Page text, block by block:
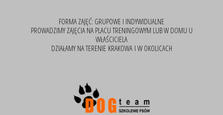
FORMA ZAJĘĆ: GRUPOWE I INDYWIDUALNE
PROWADZIMY ZAJĘCIA NA PLACU TRENINGOWYM LUB W DOMU U
WŁAŚCICIELA
DZIAŁAMY NA TERENIE KRAKOWA I W OKOLICACH